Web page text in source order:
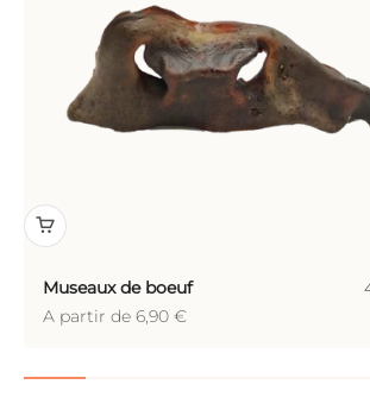
Museaux de boeuf
Prix de vente
A partir de 6,90 €